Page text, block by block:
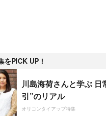
をPICK UP！
川島海荷さんと学ぶ 日
引”のリアル
オリコンタイアップ特集